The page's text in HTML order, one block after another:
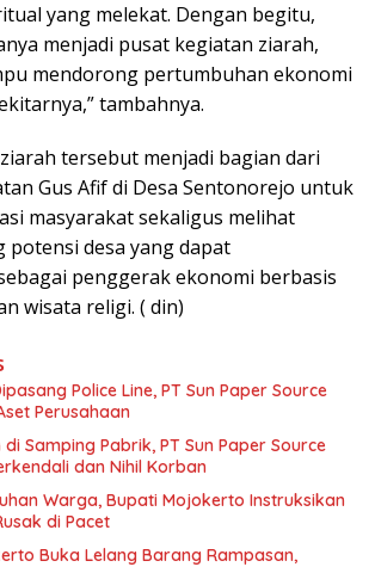
yang melekat. Dengan begitu,
menjadi pusat kegiatan ziarah,
mendorong pertumbuhan ekonomi
tambahnya.
tersebut menjadi bagian dari
Gus Afif di Desa Sentonorejo untuk
masyarakat sekaligus melihat
potensi desa yang dapat
penggerak ekonomi berbasis
wisata religi. ( din)
Police Line, PT Sun Paper Source
Perusahaan
Samping Pabrik, PT Sun Paper Source
dan Nihil Korban
Warga, Bupati Mojokerto Instruksikan
di Pacet
Buka Lelang Barang Rampasan,